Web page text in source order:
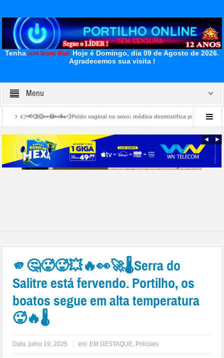
Tenha um bom dia! Hoje é Domingo, dia 09 de Agosto de 2026.
Agradecemos sua visita !
Menu
vaginal no sexo: médico desmistifica preconceito de “frouxidão”
👉🏻🚧🚨👎🏻🫵🏻😡😤🫣Serra do Salitre: Portilho Qria fazer uma denúncia
🫵🤔🥵🥵💥🔥👀🚀🌡Serra do
Salitre está fervendo. Portilho, os
boatos segue em alta temperatura
🥵🔥🌡
Data: julho 19, 2025 em: EM DESTAQUE, Policiais